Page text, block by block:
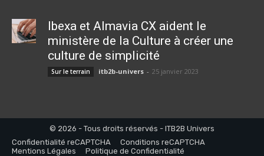
Ibexa et Almavia CX aident le
ministère de la Culture à créer une
culture de simplicité
Sur le terrain itb2b-univers - 25 janvier 2023
© 2026 - Tous droits réservés - ITB2B Univers
Confidentialité reCAPTCHA
Conditions reCAPTCHA
Mentions Légales
Politique de Confidentialité